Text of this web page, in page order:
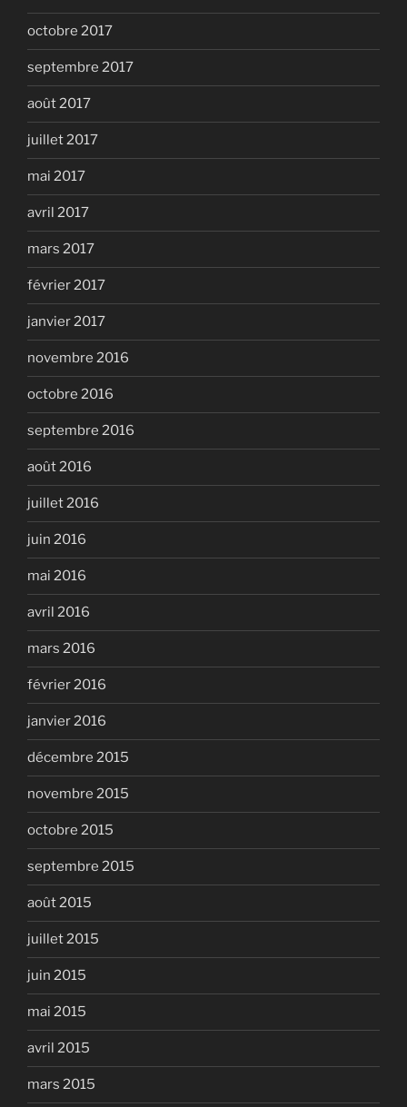
octobre 2017
septembre 2017
août 2017
juillet 2017
mai 2017
avril 2017
mars 2017
février 2017
janvier 2017
novembre 2016
octobre 2016
septembre 2016
août 2016
juillet 2016
juin 2016
mai 2016
avril 2016
mars 2016
février 2016
janvier 2016
décembre 2015
novembre 2015
octobre 2015
septembre 2015
août 2015
juillet 2015
juin 2015
mai 2015
avril 2015
mars 2015